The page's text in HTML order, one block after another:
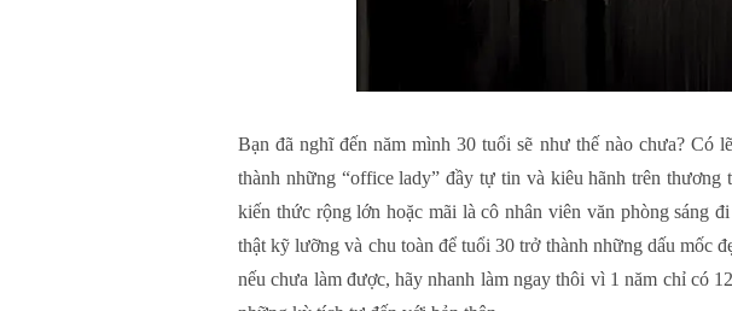
Bạn đã nghĩ đến năm mình 30 tuổi sẽ như thế nào chưa? Có
thành những “office lady” đầy tự tin và kiêu hãnh trên
kiến thức rộng lớn hoặc mãi là cô nhân viên văn phòng sáng
thật kỹ lưỡng và chu toàn để tuổi 30 trở thành những dấu mốc
nếu chưa làm được, hãy nhanh làm ngay thôi vì 1 năm chỉ có